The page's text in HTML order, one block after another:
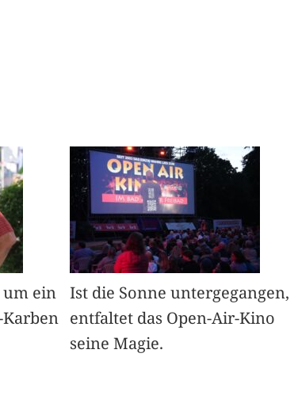
um ein
Ist die Sonne untergegangen,
entfaltet das Open-Air-Kino
seine Magie.